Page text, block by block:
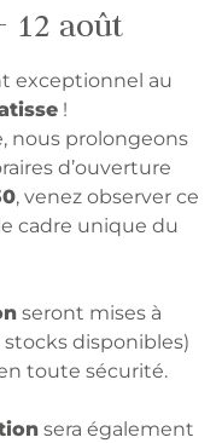
exceptionnel au
!
nous prolongeons
d’ouverture
, venez observer ce
cadre unique du
seront mises à
disponibles)
toute sécurité.
sera également
12 août